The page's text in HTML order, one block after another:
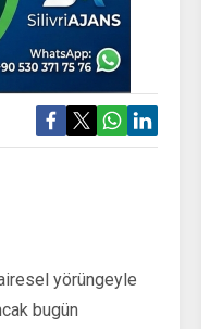
yörüngeyle
bugün